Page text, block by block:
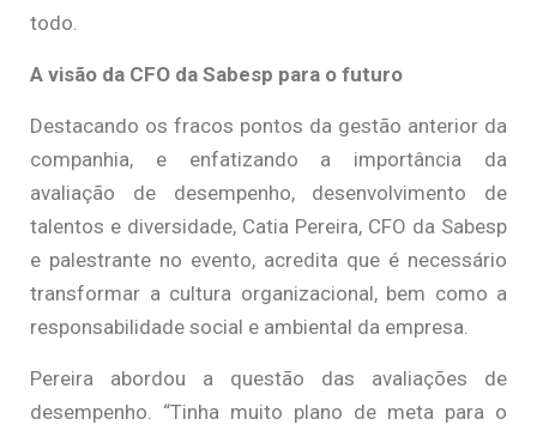
todo.
A visão da CFO da Sabesp para o futuro
Destacando os fracos pontos da gestão anterior da
companhia, e enfatizando a importância da
avaliação de desempenho, desenvolvimento de
talentos e diversidade, Catia Pereira, CFO da Sabesp
e palestrante no evento, acredita que é necessário
transformar a cultura organizacional, bem como a
responsabilidade social e ambiental da empresa.
Pereira abordou a questão das avaliações de
desempenho. “Tinha muito plano de meta para o